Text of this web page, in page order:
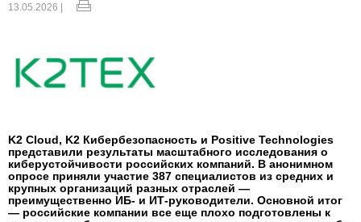
13.05.2026 |
K2 Cloud, K2 Кибербезопасность и Positive Technologies
представили результаты масштабного исследования о
киберустойчивости российских компаний. В анонимном
опросе приняли участие 387 специалистов из средних и
крупных организаций разных отраслей —
преимущественно ИБ- и ИТ-руководители. Основной итог
— российские компании все еще плохо подготовлены к